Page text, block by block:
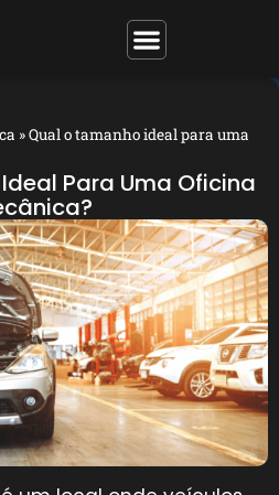
»Qual o tamanho ideal para uma
Para Uma Oficina